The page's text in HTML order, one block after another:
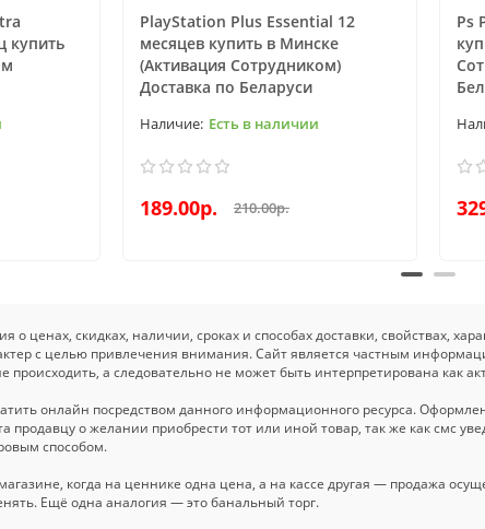
купить
PlayStation Plus Essential 12
месяцев купить в Минске
(Активация Сотрудником)
Доставка по Беларуси
Есть в наличии
189.00р. 210.00р.
Ps
о ценах, скидках, наличии, сроках и способах доставки, свойствах,
с целью привлечения внимания. Сайт является частным
происходить, а следовательно не может быть интерпретирована как
онлайн посредством данного информационного ресурса.
продавцу о желании приобрести тот или иной товар, так же как смс
способом.
когда на ценнике одна цена, а на кассе другая — продажа
Ещё одна аналогия — это банальный торг.